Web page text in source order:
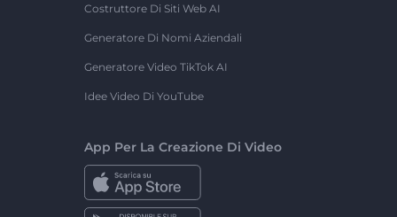
Costruttore Di Siti Web AI
Generatore Di Nomi Aziendali
Generatore Video TikTok AI
Idee Video Di YouTube
App Per La Creazione Di Video